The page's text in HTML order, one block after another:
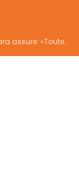
Déguerpissements à Koumassi/ Alassane Ouattara assure: «Toutes les responsabilités seront établies et elles donneront lieu aux sanctions prévues par la loi»